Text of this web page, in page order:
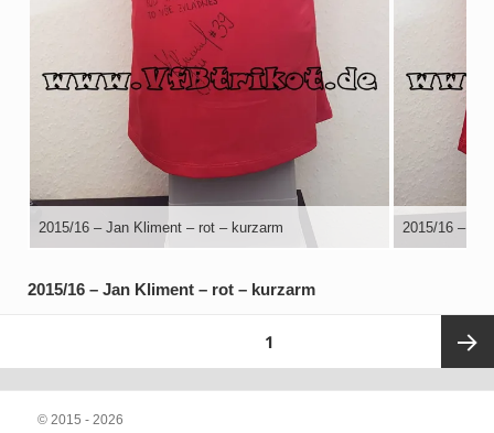
2015/16 – Jan Kliment – rot – kurzarm 2015/16 –
2015/16 – Jan Kliment – rot – kurzarm
1
© 2015 - 2026